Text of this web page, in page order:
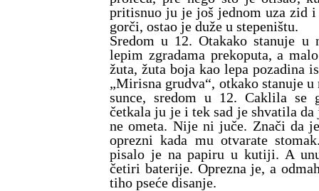
pritisnuo ju je još jednom uza zid
gorči, ostao je duže u stepeništu.
Sredom u 12. Otakako stanuje u
lepim zgradama prekoputa, a
žuta, žuta boja kao lepa pozadina
„Mirisna grudva“, otkako stanuje
sunce, sredom u 12. Caklila se
četkala ju je i tek sad je shvatila
ne ometa. Nije ni juče. Znači da
oprezni kada mu otvarate
pisalo je na papiru u kutiji. A
četiri baterije. Oprezna je, a
tiho pseće disanje.